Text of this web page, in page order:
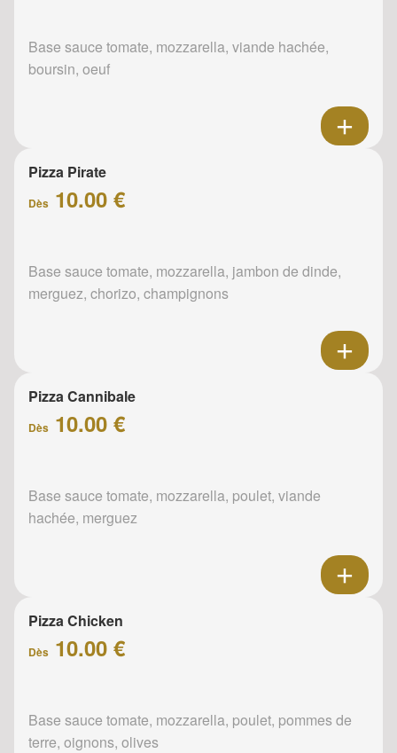
Base sauce tomate, mozzarella, viande hachée,
boursin, oeuf
Pizza Pirate
Dès 10.00 €
Base sauce tomate, mozzarella, jambon de dinde,
merguez, chorizo, champignons
Pizza Cannibale
Dès 10.00 €
Base sauce tomate, mozzarella, poulet, viande
hachée, merguez
Pizza Chicken
Dès 10.00 €
Base sauce tomate, mozzarella, poulet, pommes de
terre, oignons, olives